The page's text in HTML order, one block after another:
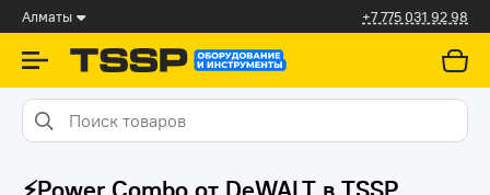
Алматы +7 775 031 92 98